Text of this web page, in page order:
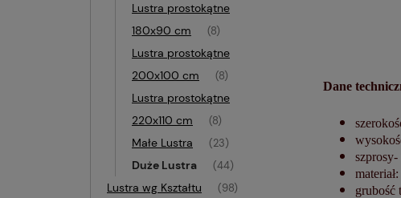
Lustra prostokątne
180x90 cm
(8)
Lustra prostokątne
200x100 cm
(8)
Lustra prostokątne
220x110 cm
(8)
Małe Lustra (23)
Duże Lustra (44)
Lustra wg Kształtu (98)
Dane
grubość